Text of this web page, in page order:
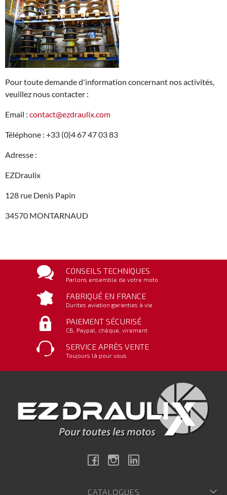
Pour toute demande d'information concernant nos activités,
veuillez nous contacter :
Email : contact@ezdraulix.com
Téléphone : +33 (0)4 67 47 03 83
Adresse :
EZDraulix
128 rue Denis Papin
34570 MONTARNAUD
CONSEILS TECHNIQUES
Parlons ensemble de votre moto
FABRIQUÉ EN FRANCE
Durites aviation garanties à vie
PAIEMENT SÉCURISÉ
CB, Paypal, chèque, virement
SERVICE APRÈS VENTE
Toujours là pour vous
FacebookInstagram
CATALOGUES